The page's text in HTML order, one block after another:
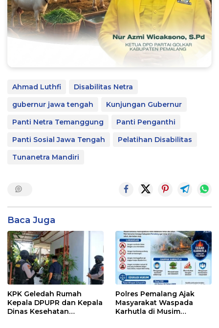
Ahmad Luthfi
Disabilitas Netra
gubernur jawa tengah
Kunjungan Gubernur
Panti Netra Temanggung
Panti Penganthi
Panti Sosial Jawa Tengah
Pelatihan Disabilitas
Tunanetra Mandiri
Baca Juga
KPK Geledah Rumah
Kepala DPUPR dan Kepala
Dinas Kesehatan
Polres Pemalang Ajak
Masyarakat Waspada
Karhutla di Musim